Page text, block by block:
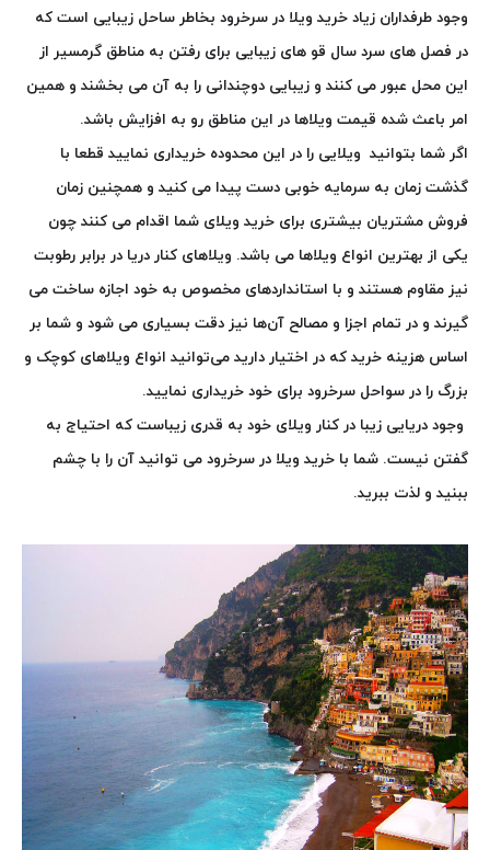
وجود طرفداران زیاد خرید ویلا در سرخرود بخاطر ساحل زیبایی است که
در فصل های سرد سال قو های زیبایی برای رفتن به مناطق گرمسیر از
این محل عبور می کنند و زیبایی دوچندانی را به آن می بخشند و همین
امر باعث شده قیمت ویلاها در این مناطق رو به افزایش باشد.
اگر شما بتوانید ویلایی را در این محدوده خریداری نمایید قطعا با
گذشت زمان به سرمایه خوبی دست پیدا می کنید و همچنین زمان
فروش مشتریان بیشتری برای خرید ویلای شما اقدام می کنند چون
یکی از بهترین انواع ویلاها می باشد. ویلاهای کنار دریا در برابر رطوبت
نیز مقاوم هستند و با استانداردهای مخصوص به خود اجازه ساخت می
گیرند و در تمام اجزا و مصالح آن‌ها نیز دقت بسیاری می شود و شما بر
اساس هزینه خرید که در اختیار دارید می‌توانید انواع ویلاهای کوچک و
بزرگ را در سواحل سرخرود برای خود خریداری نمایید.
وجود دریایی زیبا در کنار ویلای خود به قدری زیباست که احتیاج به
گفتن نیست. شما با خرید ویلا در سرخرود می توانید آن را با چشم
ببنید و لذت ببرید.